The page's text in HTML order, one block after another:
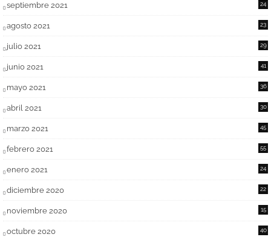
septiembre 2021 24
agosto 2021 23
julio 2021 29
junio 2021 41
mayo 2021 36
abril 2021 30
marzo 2021 45
febrero 2021 55
enero 2021 24
diciembre 2020 22
noviembre 2020 15
octubre 2020 40